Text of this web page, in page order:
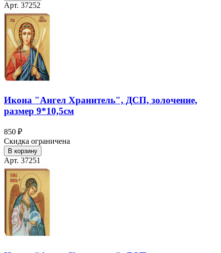
Арт. 37252
Икона "Ангел Хранитель", ДСП, золочение,
размер 9*10,5см
850 ₽
Скидка ограничена
В корзину
Арт. 37251